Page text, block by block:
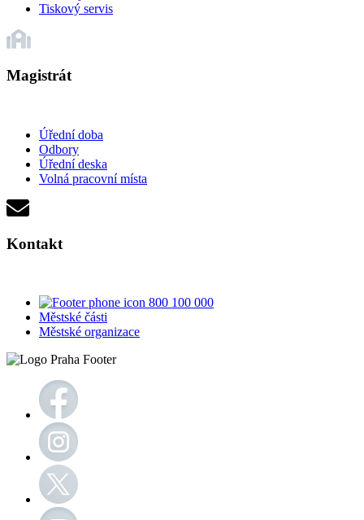
Tiskový servis
Magistrát
Úřední doba
Odbory
Úřední deska
Volná pracovní místa
Kontakt
800 100 000
Městské části
Městské organizace